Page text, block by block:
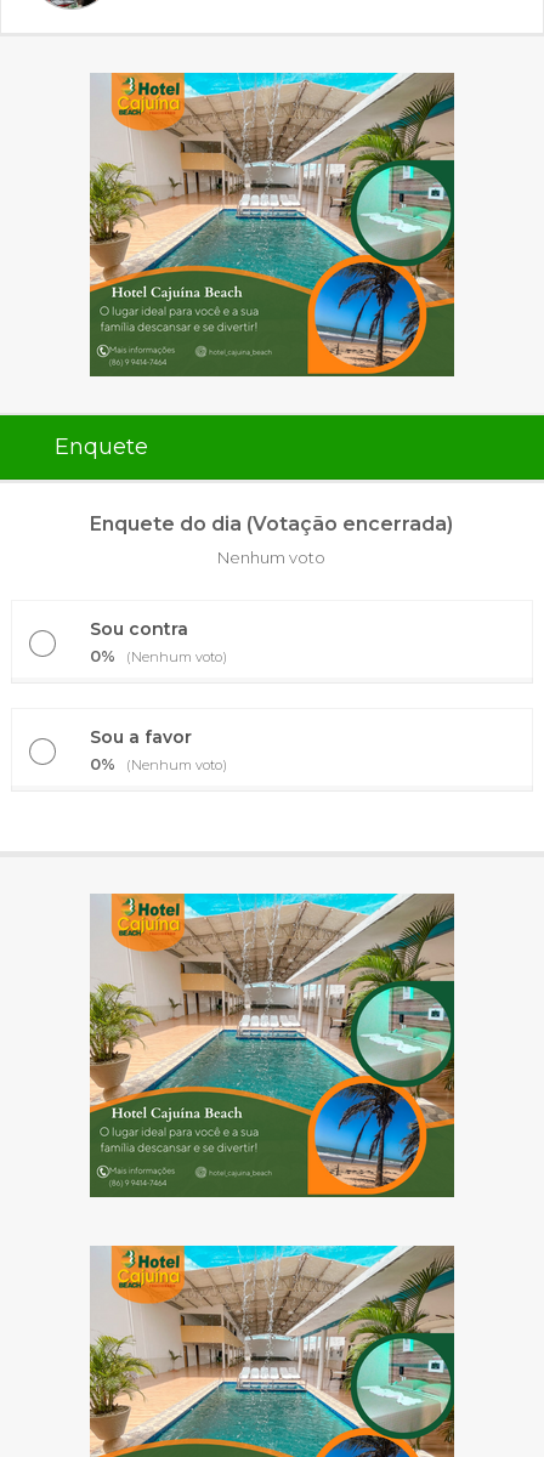
Enquete
Enquete do dia (Votação encerrada)
Nenhum voto
Sou contra
0% (Nenhum voto)
Sou a favor
0% (Nenhum voto)